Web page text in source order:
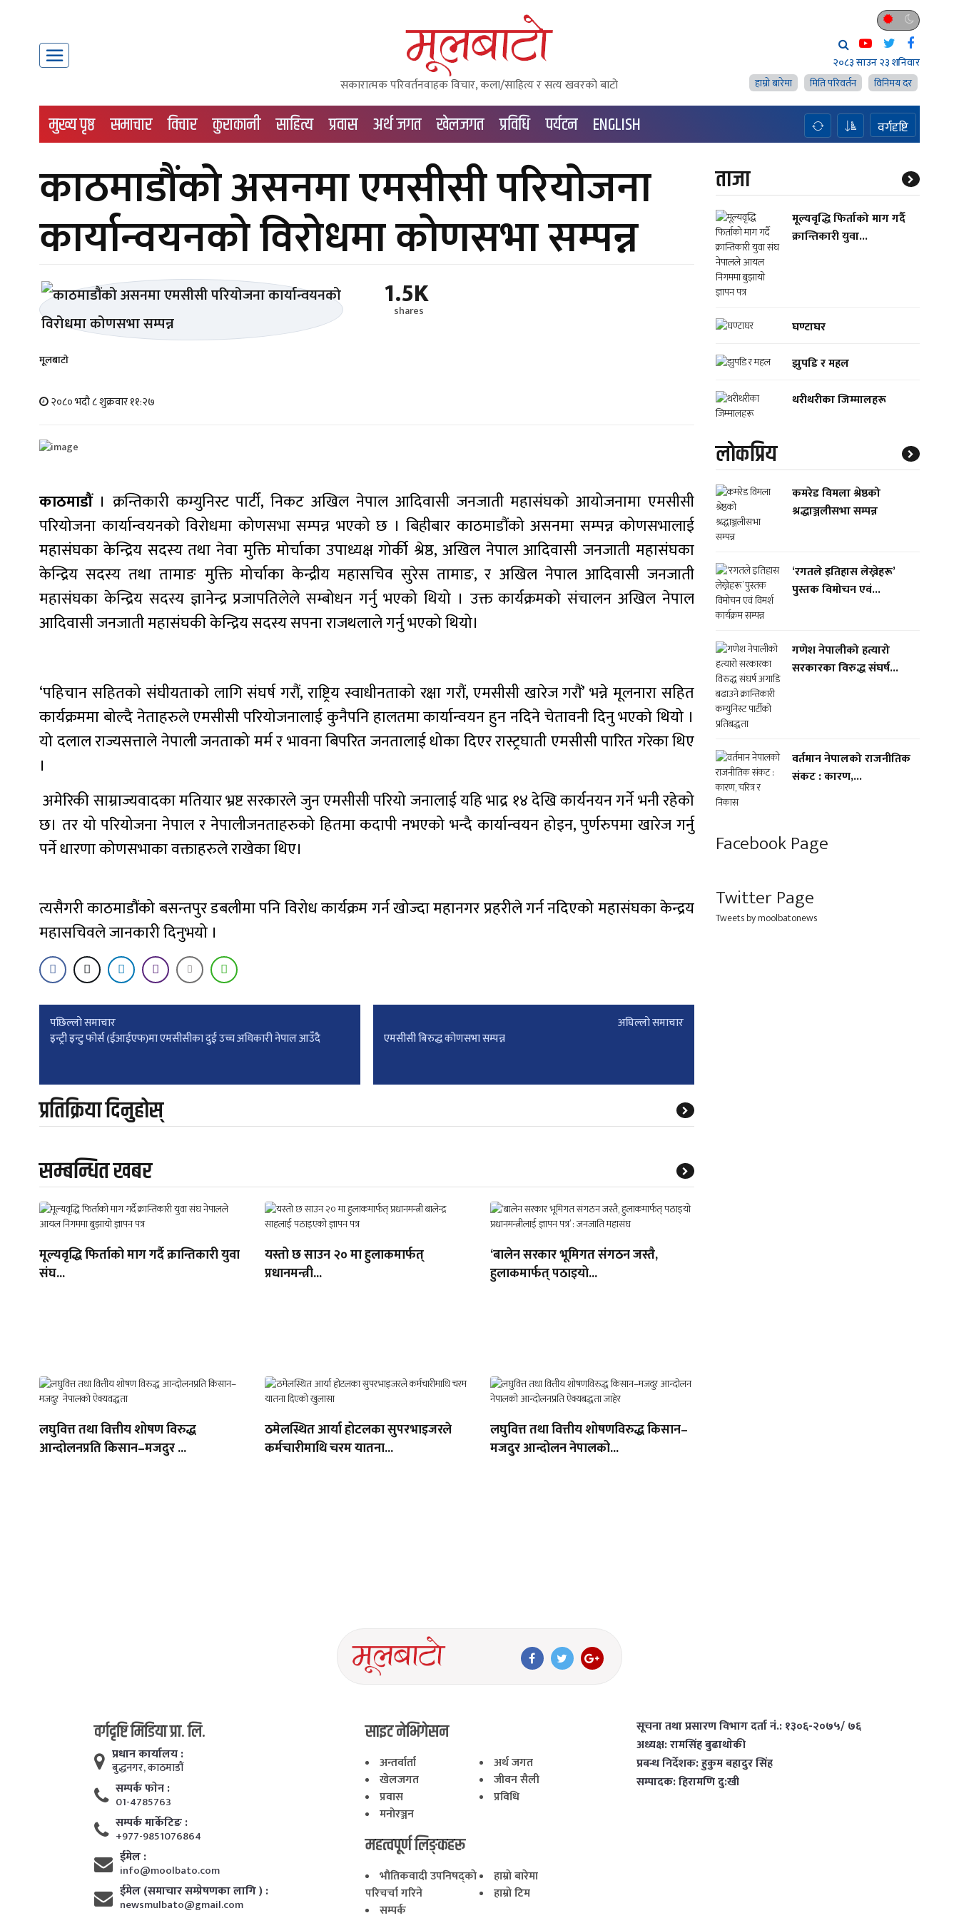
सकारात्मक परिवर्तनवाहक विचार, कला/साहित्य र सत्य खवरको बाटाे
२०८३ साउन २३ शनिवार
हाम्राे बारेमा
मिति परिवर्तन विनिमय दर
मुख्य पृष्ठ समाचार विचार कुराकानी साहित्य प्रवास अर्थ जगत खेलजगत प्रविधि पर्यटन ENGLISH वर्गदृष्टि
काठमाडौंको असनमा एमसीसी परियोजना
कार्यान्वयनको विरोधमा कोणसभा सम्पन्न
मूलबाटाे
२०८० भदौ ८ शुक्रवार ११:२७
1.5K
shares
काठमाडौं। क्रन्तिकारी कम्युनिस्ट पार्टी, निकट अखिल नेपाल आदिवासी जनजाती महासंघको आयोजनामा एमसीसी
परियोजना कार्यान्वयनको विरोधमा कोणसभा सम्पन्न भएको छ । बिहीबार काठमाडौंको असनमा सम्पन्न कोणसभालाई
महासंघका केन्द्रिय सदस्य तथा नेवा मुक्ति मोर्चाका उपाध्यक्ष गोर्की श्रेष्ठ, अखिल नेपाल आदिवासी जनजाती महासंघका
केन्द्रिय सदस्य तथा तामाङ मुक्ति मोर्चाका केन्द्रीय महासचिव सुरेस तामाङ, र अखिल नेपाल आदिवासी जनजाती
महासंघका केन्द्रिय सदस्य ज्ञानेन्द्र प्रजापतिलेले सम्बोधन गर्नु भएको थियो । उक्त कार्यक्रमको संचालन अखिल नेपाल
आदिवासी जनजाती महासंघकी केन्द्रिय सदस्य सपना राजथलाले गर्नु भएको थियो।
‘पहिचान सहितको संघीयताको लागि संघर्ष गरौं, राष्ट्रिय स्वाधीनताको रक्षा गरौं, एमसीसी खारेज गरौं’ भन्ने मूलनारा सहित
कार्यक्रममा बोल्दै नेताहरुले एमसीसी परियोजनालाई कुनैपनि हालतमा कार्यान्वयन हुन नदिने चेतावनी दिनु भएको थियो ।
यो दलाल राज्यसत्ताले नेपाली जनताको मर्म र भावना बिपरित जनतालाई धोका दिएर रास्ट्रघाती एमसीसी पारित गरेका थिए
।
अमेरिकी साम्राज्यवादका मतियार भ्रष्ट सरकारले जुन एमसीसी परियो जनालाई यहि भाद्र १४ देखि कार्यनयन गर्ने भनी रहेको
छ। तर यो परियोजना नेपाल र नेपालीजनताहरुको हितमा कदापी नभएको भन्दै कार्यान्वयन होइन, पुर्णरुपमा खारेज गर्नु
पर्ने धारणा कोणसभाका वक्ताहरुले राखेका थिए।
त्यसैगरी काठमाडौंको बसन्तपुर डबलीमा पनि विरोध कार्यक्रम गर्न खोज्दा महानगर प्रहरीले गर्न नदिएको महासंघका केन्द्रय
महासचिवले जानकारी दिनुभयो ।
Post
पछिल्लाे समाचार
इन्ट्री इन्टु फोर्स (ईआईएफ)मा एमसीसीका दुई उच्च अधिकारी नेपाल आउँदै
अघिल्लाे समाचार
एमसीसी बिरुद्ध काेणसभा सम्पन्न
प्रतिक्रिया दिनुहोस्
सम्बन्धित खबर
मूल्यवृद्धि फिर्ताको माग गर्दै क्रान्तिकारी युवा
संघ...
यस्तो छ साउन २० मा हुलाकमार्फत्
प्रधानमन्त्री...
‘बालेन सरकार भूमिगत संगठन जस्तै,
हुलाकमार्फत् पठाइयो...
लघुवित्त तथा वित्तीय शोषण विरुद्ध
आन्दोलनप्रति किसान–मजदुर ...
ठमेलस्थित आर्या होटलका सुपरभाइजरले
कर्मचारीमाथि चरम यातना...
लघुवित्त तथा वित्तीय शोषणविरुद्ध किसान–
मजदुर आन्दोलन नेपालको...
ताजा
मूल्यवृद्धि फिर्ताको माग गर्दै
क्रान्तिकारी युवा...
घण्टाघर
झुपडि र महल
थरीथरीका जिम्मालहरू
लाेकप्रिय
कमरेड विमला श्रेष्ठको
श्रद्धाञ्जलीसभा सम्पन्न
‘रगतले इतिहास लेख्नेहरू’
पुस्तक विमोचन एवं...
गणेश नेपालीको हत्यारो
सरकारका विरुद्ध संघर्ष...
वर्तमान नेपालको राजनीतिक
संकट : कारण,...
Facebook Page
Twitter Page
Tweets by moolbatonews
वर्गदृष्टि मिडिया प्रा. लि.
प्रधान कार्यालय :
बुद्धनगर, काठमाडाैं
सम्पर्क फाेन :
01-4785763
सम्पर्क मार्केटिङ :
+977-9851076864
ईमेल :
info@moolbato.com
ईमेल (समाचार सम्प्रेषणका लागि ) :
newsmulbato@gmail.com
साइट नेभिगेसन
अन्तर्वार्ता
अर्थ जगत
खेलजगत
जीवन सैली
प्रवास
प्रविधि
मनोरञ्जन
महत्वपूर्ण लिङ्कहरू
भाैतिकवादी उपनिषद्काे
परिचर्चा गरिने
हाम्राे बारेमा
हाम्राे टिम
सम्पर्क
सूचना तथा प्रसारण विभाग दर्ता नं.: १३०६-२०७५/ ७६
अध्यक्ष: रामसिंह बुढाथाेकी
प्रबन्ध निर्देशक: हुकुम बहादुर सिंह
सम्पादक: हिरामणि दु:खी